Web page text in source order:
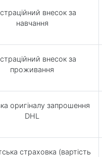
внесок за
навчання
внесок за
проживання
оригіналу запрошення
DHL
страховка (вартість